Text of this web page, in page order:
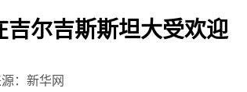
吉尔吉斯斯坦大受欢迎
：新华网